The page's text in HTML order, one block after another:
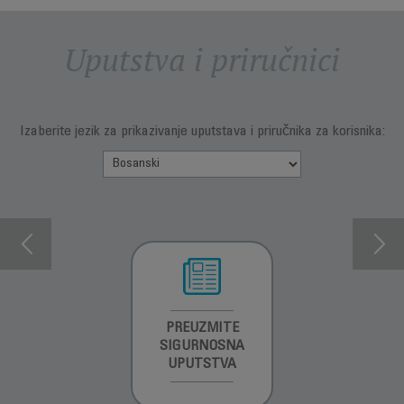
Uputstva i priručnici
Izaberite jezik za prikazivanje uputstava i priručnika za korisnika:
PREUZMITE
SIGURNOSNA
UPUTSTVA